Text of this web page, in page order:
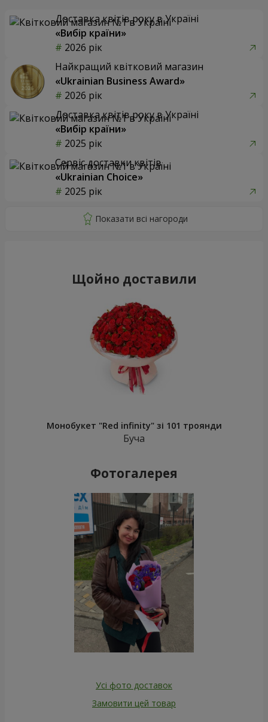
Доставка квітів року в Україні
«Вибір країни»
2026 рік
Найкращий квітковий магазин
«Ukrainian Business Award»
2026 рік
Доставка квітів року в Україні
«Вибір країни»
2025 рік
Сервіс доставки квітів
«Ukrainian Choice»
2025 рік
Щойно доставили
Монобукет "Red infinity" зі 101 троянди
Буча
Фотогалерея
Усі фото доставок
Замовити цей товар